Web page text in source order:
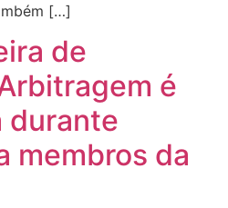
[…]
de
é
durante
membros da